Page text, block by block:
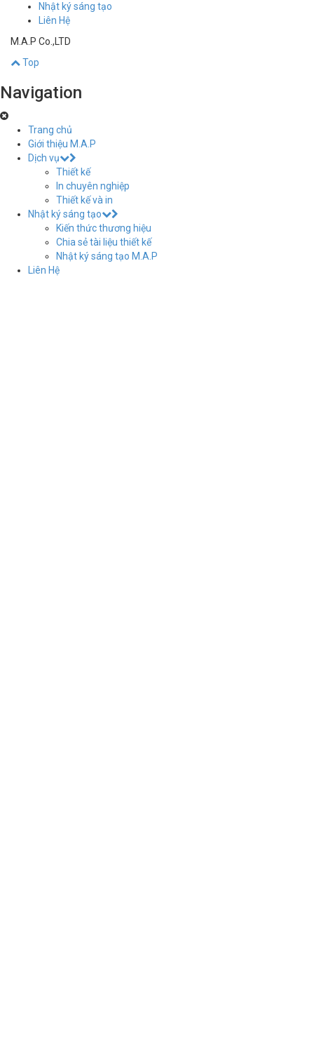
Nhật ký sáng tạo
Liên Hệ
M.A.P Co.,LTD
Top
Navigation
Trang chủ
Giới thiệu M.A.P
Dịch vụ
Thiết kế
In chuyên nghiệp
Thiết kế và in
Nhật ký sáng tạo
Kiến thức thương hiệu
Chia sẻ tài liệu thiết kế
Nhật ký sáng tạo M.A.P
Liên Hệ